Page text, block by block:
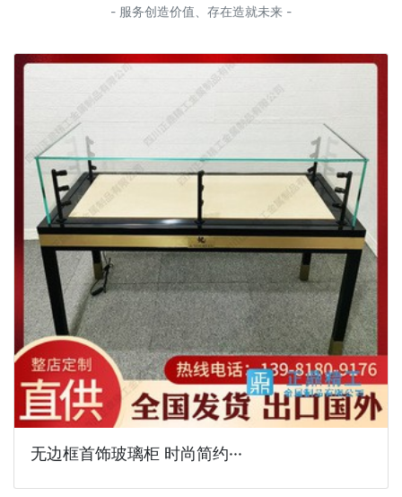
- 服务创造价值、存在造就未来 -
无边框首饰玻璃柜 时尚简约···